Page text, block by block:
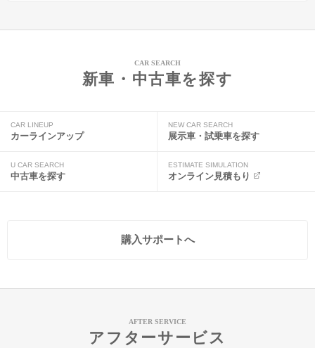
CAR SEARCH
新車・中古車を探す
CAR LINEUP
カーラインアップ
NEW CAR SEARCH
展示車・試乗車を探す
U CAR SEARCH
中古車を探す
ESTIMATE SIMULATION
オンライン見積もり
購入サポートへ
AFTER SERVICE
アフターサービス